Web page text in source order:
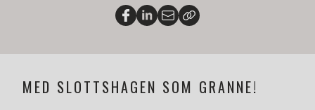
MED SLOTTSHAGEN SOM GRANNE!